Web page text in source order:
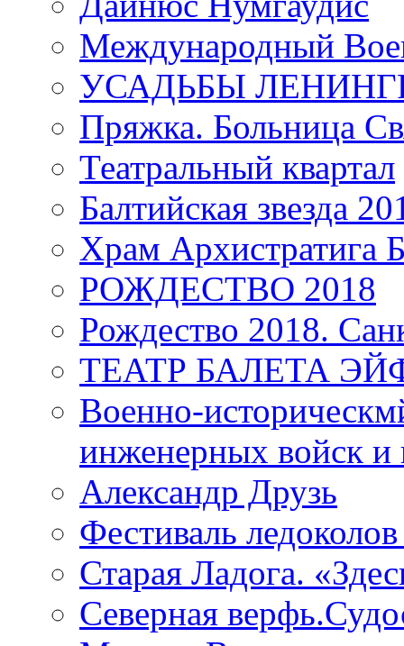
Международный
УСАДЬБЫ
Пряжка. Больница
Театральный квартал
Балтийская звезда
Храм
РОЖДЕСТВО 2018
Рождество 2018.
ТЕАТР БАЛЕТА
Военно-
инженерных войск и
Александр Друзь
Фестиваль
Старая Ладога.
Северная